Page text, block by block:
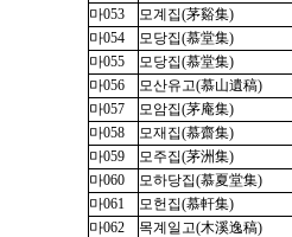
마053
모계집(茅谿集)
마054
모당집(慕堂集)
마055
모당집(慕堂集)
마056
모산유고(慕山遺稿)
마057
모암집(茅庵集)
마058
모재집(慕齋集)
마059
모주집(茅洲集)
마060
모하당집(慕夏堂集)
마061
모헌집(慕軒集)
마062
목계일고(木溪逸稿)